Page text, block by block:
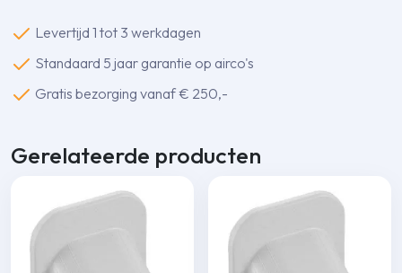
Levertijd 1 tot 3 werkdagen
Standaard 5 jaar garantie op airco's
Gratis bezorging vanaf € 250,-
Gerelateerde producten